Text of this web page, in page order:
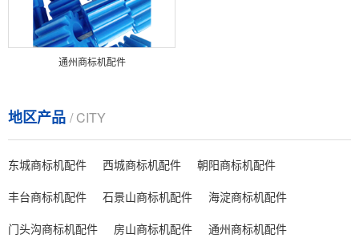
通州商标机配件
地区产品 / CITY
东城商标机配件 西城商标机配件
朝阳商标机配件
丰台商标机配件
石景山商标机配件
海淀商标机配件
门头沟商标机配件
房山商标机配件
通州商标机配件